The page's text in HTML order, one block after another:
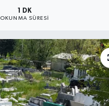
1 DK
OKUNMA SÜRESI